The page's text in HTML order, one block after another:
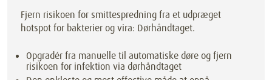
Fjern risikoen for smittespredning fra et udpræget
hotspot for bakterier og vira: Dørhåndtaget.
Opgradér fra manuelle til automatiske døre og fjern
risikoen for infektion via dørhåndtaget